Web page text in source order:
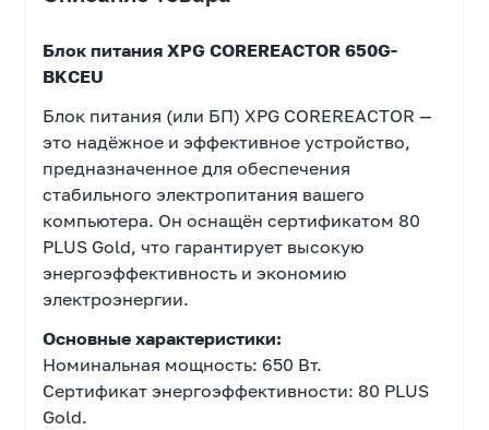
Блок питания XPG COREREACTOR 650G-
BKCEU
Блок питания (или БП) XPG COREREACTOR —
это надёжное и эффективное устройство,
предназначенное для обеспечения
стабильного электропитания вашего
компьютера. Он оснащён сертификатом 80
PLUS Gold, что гарантирует высокую
энергоэффективность и экономию
электроэнергии.
Основные характеристики:
Номинальная мощность: 650 Вт.
Сертификат энергоэффективности: 80 PLUS
Gold.